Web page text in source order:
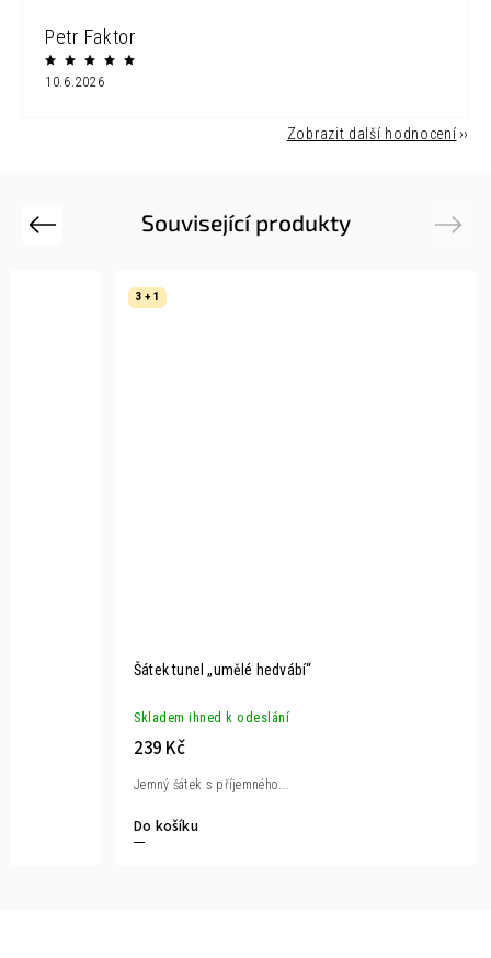
Petr Faktor
10.6.2026
Zobrazit další hodnocení
Související produkty
Previous
3 + 1
Šátek tunel „umělé hedvábí“
Skladem ihned k odeslání
239 Kč
Do košíku
Jemný šátek s příjemného...
Next